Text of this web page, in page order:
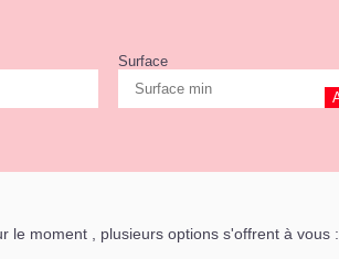
Surface
le moment , plusieurs options s'offrent à vous :